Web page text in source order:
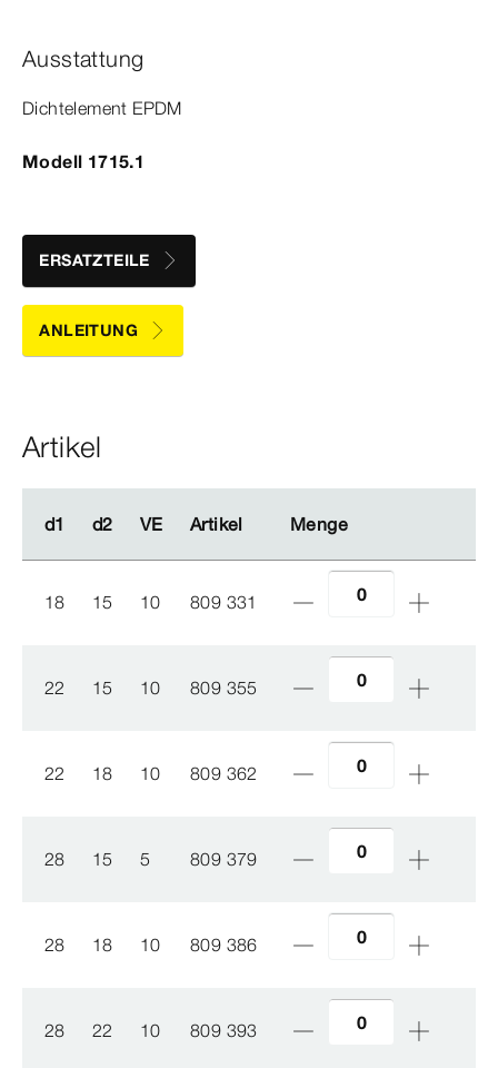
Ausstattung
Dicht­element EPDM
Modell 1715.1
ERSATZTEILE
ANLEITUNG
Artikel
d1 d2 VE Artikel Menge
d1 d2 VE Artikel Menge
18 15 10 809 331
22 15 10 809 355
22 18 10 809 362
28 15 5 809 379
28 18 10 809 386
28 22 10 809 393